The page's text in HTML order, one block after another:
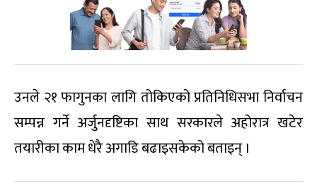
उनले २१ फागुनका लागि तोकिएको प्रतिनिधिसभा निर्वाचन
सम्पन्न गर्ने अर्जुनदृष्टिका साथ सरकारले अहोरात्र खटेर
तयारीका काम धेरै अगाडि बढाइसकेको बताइन् ।